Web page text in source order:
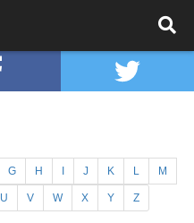
G H J K L M
U V W X Y Z